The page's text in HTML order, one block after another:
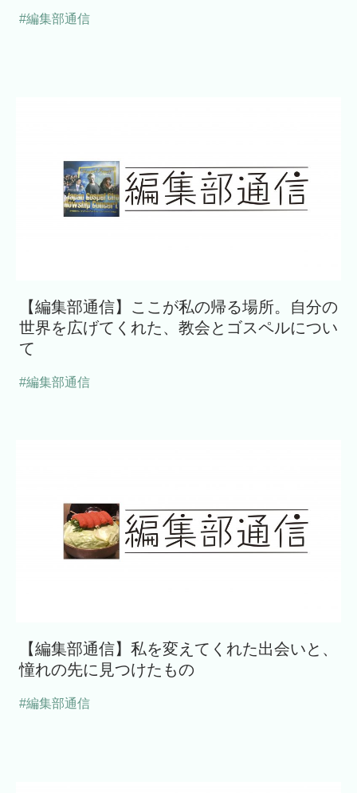
#編集部通信
【編集部通信】ここが私の帰る場所。自分の
世界を広げてくれた、教会とゴスペルについ
て
#編集部通信
【編集部通信】私を変えてくれた出会いと、
憧れの先に見つけたもの
#編集部通信